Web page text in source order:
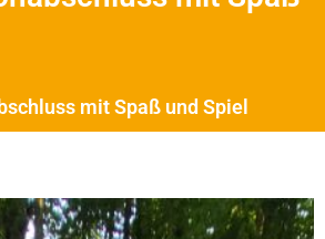
mit Spaß und Spiel